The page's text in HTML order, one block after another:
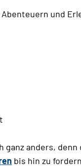
und
ganz anders,
bis hin zu